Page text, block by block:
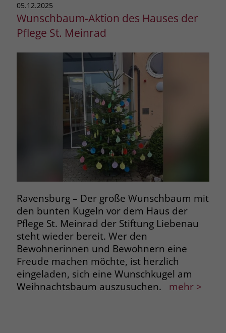
05.12.2025
Wunschbaum-Aktion des Hauses der
Pflege St. Meinrad
Ravensburg – Der große Wunschbaum mit
den bunten Kugeln vor dem Haus der
Pflege St. Meinrad der Stiftung Liebenau
steht wieder bereit. Wer den
Bewohnerinnen und Bewohnern eine
Freude machen möchte, ist herzlich
eingeladen, sich eine Wunschkugel am
Weihnachtsbaum auszusuchen.
mehr >